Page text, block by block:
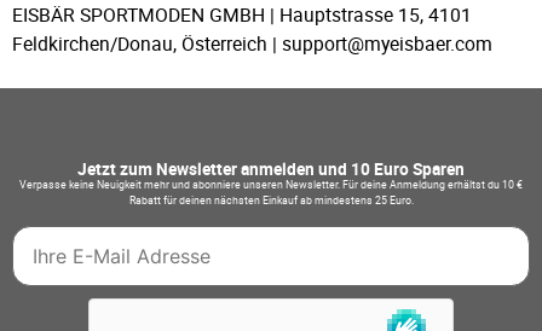
EISBÄR SPORTMODEN GMBH | Hauptstrasse 15, 4101
Feldkirchen/Donau, Österreich | support@myeisbaer.com
Jetzt zum Newsletter anmelden und 10 Euro Sparen
Verpasse keine Neuigkeit mehr und abonniere unseren Newsletter. Für deine Anmeldung erhältst du 10 €
Rabatt für deinen nächsten Einkauf ab mindestens 25 Euro.